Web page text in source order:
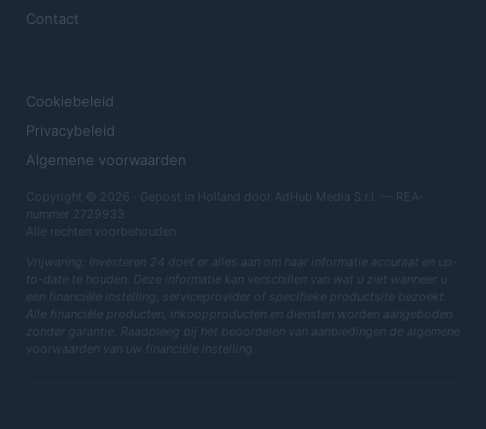
Contact
Cookiebeleid
Privacybeleid
Algemene voorwaarden
Copyright © 2026 · Gepost in Holland door AdHub Media S.r.l. — REA-
nummer 2729933
Alle rechten voorbehouden
Vrijwaring: Investeren 24 doet er alles aan om haar informatie accuraat en up-
to-date te houden. Deze informatie kan verschillen van wat u ziet wanneer u
een financiële instelling, serviceprovider of specifieke productsite bezoekt.
Alle financiële producten, inkoopproducten en diensten worden aangeboden
zonder garantie. Raadpleeg bij het beoordelen van aanbiedingen de algemene
voorwaarden van uw financiële instelling.